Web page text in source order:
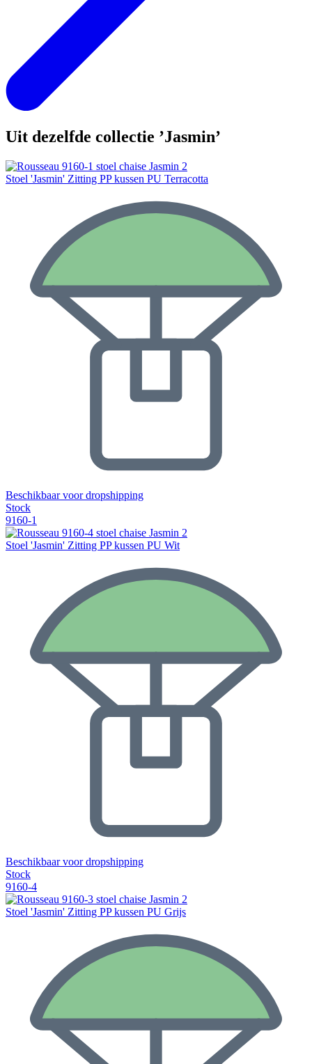
Uit dezelfde collectie ’Jasmin’
Stoel 'Jasmin' Zitting PP kussen PU Terracotta
Beschikbaar voor dropshipping
Stock
9160-1
Stoel 'Jasmin' Zitting PP kussen PU Wit
Beschikbaar voor dropshipping
Stock
9160-4
Stoel 'Jasmin' Zitting PP kussen PU Grijs